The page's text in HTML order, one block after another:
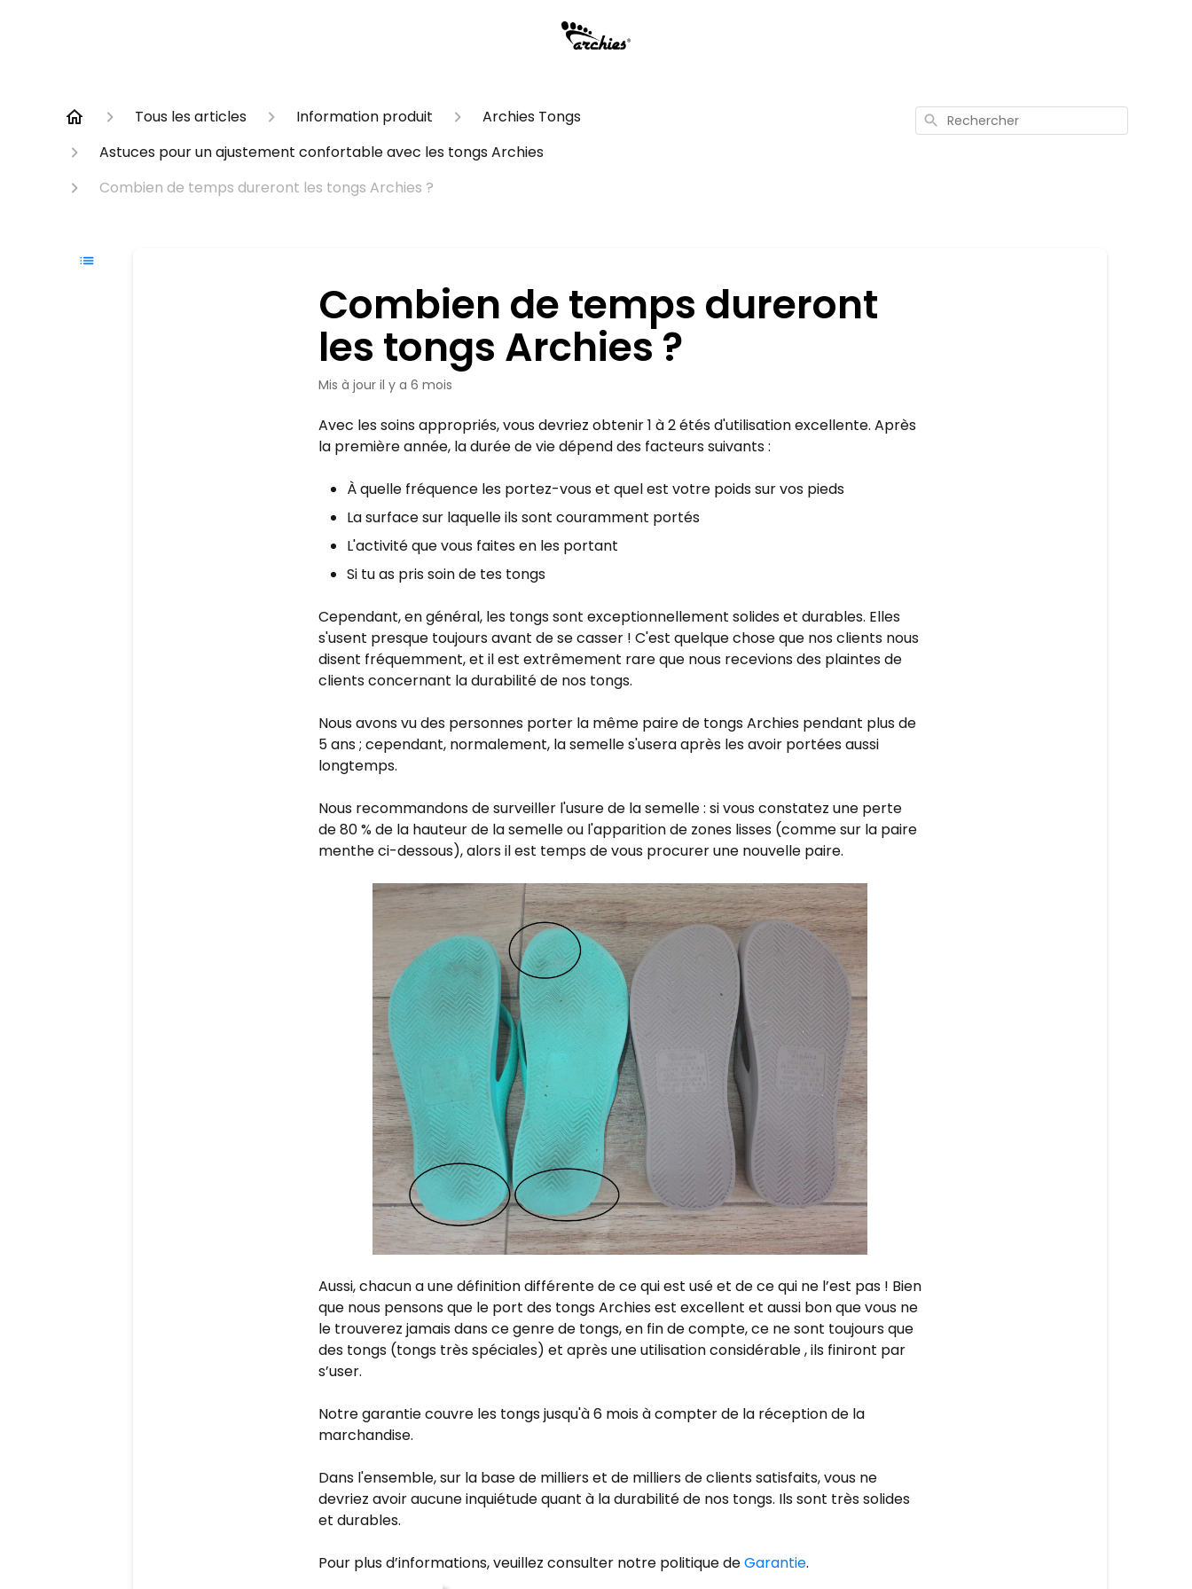
Tous les articles Information produit
Archies Tongs
Astuces pour un ajustement confortable avec les tongs Archies
Combien de temps dureront les tongs Archies ?
Rechercher
Combien de temps dureront
les tongs Archies ?
Mis à jour il y a 6 mois
Avec les soins appropriés, vous devriez obtenir 1 à 2 étés d'utilisation excellente. Après
la première année, la durée de vie dépend des facteurs suivants :
À quelle fréquence les portez-vous et quel est votre poids sur vos pieds
La surface sur laquelle ils sont couramment portés
L'activité que vous faites en les portant
Si tu as pris soin de tes tongs
Cependant, en général, les tongs sont exceptionnellement solides et durables. Elles
s'usent presque toujours avant de se casser ! C'est quelque chose que nos clients nous
disent fréquemment, et il est extrêmement rare que nous recevions des plaintes de
clients concernant la durabilité de nos tongs.
Nous avons vu des personnes porter la même paire de tongs Archies pendant plus de
5 ans ; cependant, normalement, la semelle s'usera après les avoir portées aussi
longtemps.
Nous recommandons de surveiller l'usure de la semelle : si vous constatez une perte
de 80 % de la hauteur de la semelle ou l'apparition de zones lisses (comme sur la paire
menthe ci-dessous), alors il est temps de vous procurer une nouvelle paire.
Aussi, chacun a une définition différente de ce qui est usé et de ce qui ne l’est pas ! Bien
que nous pensons que le port des tongs Archies est excellent et aussi bon que vous ne
le trouverez jamais dans ce genre de tongs, en fin de compte, ce ne sont toujours que
des tongs (tongs très spéciales) et après une utilisation considérable , ils finiront par
s’user.
Notre garantie couvre les tongs jusqu'à 6 mois à compter de la réception de la
marchandise.
Dans l'ensemble, sur la base de milliers et de milliers de clients satisfaits, vous ne
devriez avoir aucune inquiétude quant à la durabilité de nos tongs. Ils sont très solides
et durables.
Pour plus d’informations, veuillez consulter notre politique deGarantie.